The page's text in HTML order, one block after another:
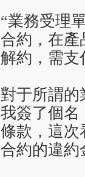
“業務受理
合約，在產
解約，需支
對于所謂的
我簽了個名
條款，這次
合約的違約